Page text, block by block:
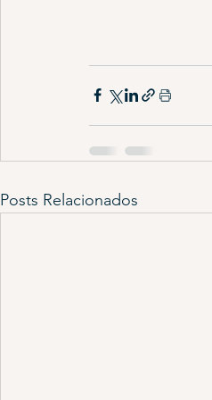
Posts Relacionados